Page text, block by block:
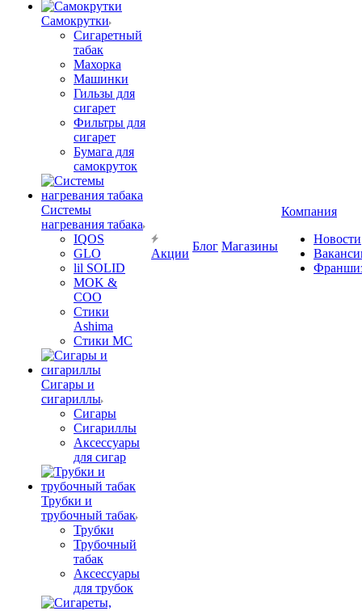
Самокрутки
Сигаретный
табак
Махорка
Машинки
Гильзы для
сигарет
Фильтры для
сигарет
Бумага для
самокруток
Системы
нагревания табака
IQOS
GLO
lil SOLID
MOK &
COO
Стики
Ashima
Стики MC
Сигары и
сигариллы
Сигары
Сигариллы
Аксессуары
для сигар
Трубки и
трубочный табак
Трубки
Трубочный
табак
Аксессуары
для трубок
Акции
Блог Магазины
Компания
Новости